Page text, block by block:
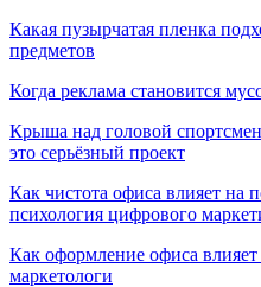
Какая пузырчатая пленка
предметов
Когда реклама становится
Крыша над головой
это серьёзный проект
Как чистота офиса влияет на
психология цифрового
Как оформление офиса
маркетологи